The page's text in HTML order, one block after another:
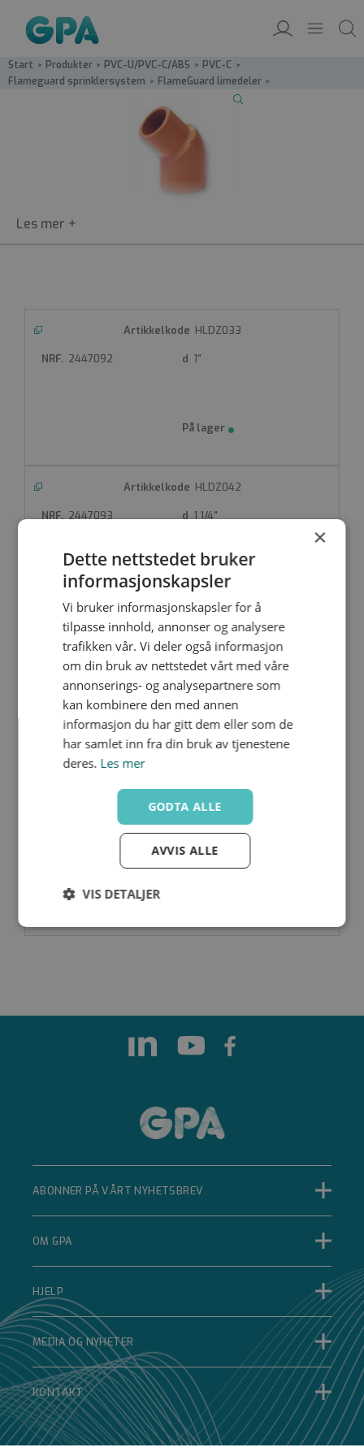
Start / Produkter / PVC-U/PVC-C/ABS / PVC-C /
Flameguard sprinklersystem / FlameGuard limedeler /
HLDZ
Produktdatablad
HLDZ033
2447092 1"
HLDZ042
2447093 1 1/4"
HLDZ048
2447094 1 1/2"
HLDZ060
2"
ABONNER PÅ VÅRT NYHETSBREV
OM GPA
HJELP
MEDIA OG NYHETER
KONTAKT
×
Dette nettstedet bruker
informasjonskapsler
Vi bruker informasjonskapsler for å
tilpasse innhold, annonser og analysere
trafikken vår. Vi deler også informasjon
om din bruk av nettstedet vårt med våre
annonserings- og analysepartnere som
kan kombinere den med annen
informasjon du har gitt dem eller som de
har samlet inn fra din bruk av tjenestene
deres. Les mer
GODTA ALLE
AVVIS ALLE
VIS DETALJER
Strengt
Ytelse Målretting
Strengt nødvendig Ytelse
Funksjonalitet
Ugradert
kjernefunksjoner på nettstedet, som
brukerinnlogging og kontoadministrasjon.
Cloudflare Inc.
.hubspot.com
29 minutter 33
sekunder
Denne
informasjonskapselen
brukes til å skille
mellom mennesker
og roboter. Dette er
gunstig for nettstedet
for å kunne lage